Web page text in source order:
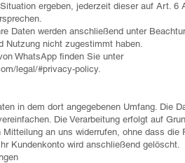
ergeben, jederzeit dieser auf Art. 6
Daten werden anschließend unter
Nutzung nicht zugestimmt haben.
WhatsApp finden Sie unter
legal/#privacy-policy.
in dem dort angegebenen Umfang. Die
Die Verarbeitung erfolgt auf
an uns widerrufen, ohne dass die
Kundenkonto wird anschließend gelöscht.